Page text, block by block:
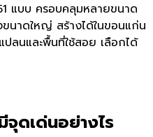
แบบ ครอบคลุมหลายขนาด
นาดใหญ่ สร้างได้ในขอนแก่น
ปลนและพื้นที่ใช้สอย เลือกได้
ดเด่นอย่างไร